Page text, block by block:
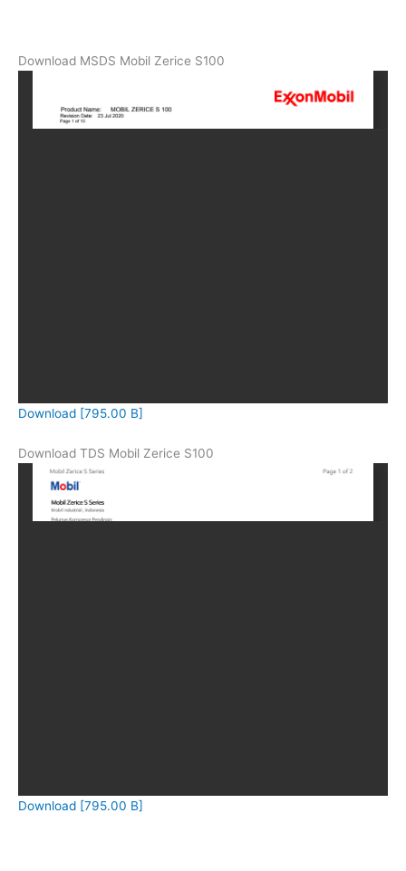
Download MSDS Mobil Zerice S100
Download [795.00 B]
Download TDS Mobil Zerice S100
Download [795.00 B]